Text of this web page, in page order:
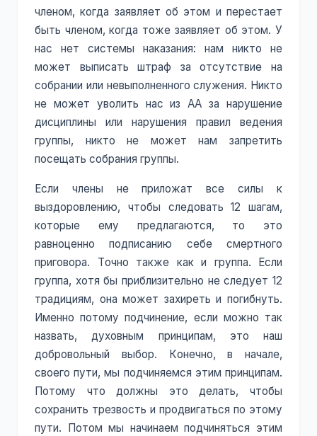
членом, когда заявляет об этом и перестает
быть членом, когда тоже заявляет об этом. У
нас нет системы наказания: нам никто не
может выписать штраф за отсутствие на
собрании или невыполненного служения. Никто
не может уволить нас из АА за нарушение
дисциплины или нарушения правил ведения
группы, никто не может нам запретить
посещать собрания группы.
Если члены не приложат все силы к
выздоровлению, чтобы следовать 12 шагам,
которые ему предлагаются, то это
равноценно подписанию себе смертного
приговора. Точно также как и группа. Если
группа, хотя бы приблизительно не следует 12
традициям, она может захиреть и погибнуть.
Именно потому подчинение, если можно так
назвать, духовным принципам, это наш
добровольный выбор. Конечно, в начале,
своего пути, мы подчиняемся этим принципам.
Потому что должны это делать, чтобы
сохранить трезвость и продвигаться по этому
пути. Потом мы начинаем подчиняться этим